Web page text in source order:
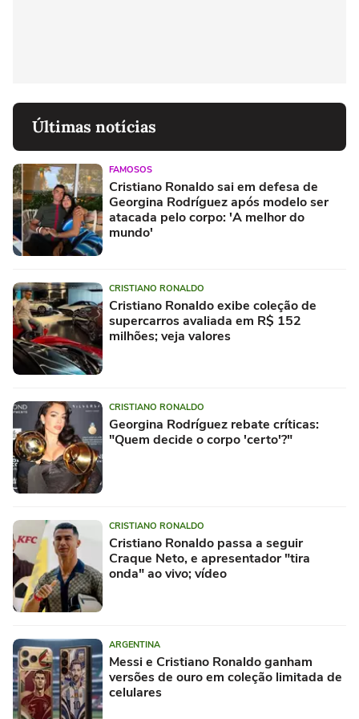
Últimas notícias
FAMOSOS
Cristiano Ronaldo sai em defesa de
Georgina Rodríguez após modelo ser
atacada pelo corpo: 'A melhor do
mundo'
CRISTIANO RONALDO
Cristiano Ronaldo exibe coleção de
supercarros avaliada em R$ 152
milhões; veja valores
CRISTIANO RONALDO
Georgina Rodríguez rebate críticas:
"Quem decide o corpo 'certo'?"
CRISTIANO RONALDO
Cristiano Ronaldo passa a seguir
Craque Neto, e apresentador "tira
onda" ao vivo; vídeo
ARGENTINA
Messi e Cristiano Ronaldo ganham
versões de ouro em coleção limitada de
celulares